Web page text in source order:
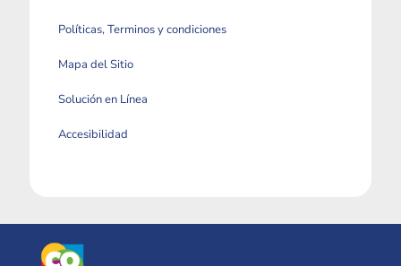
Políticas, Terminos y condiciones
Mapa del Sitio
Solución en Línea
Accesibilidad